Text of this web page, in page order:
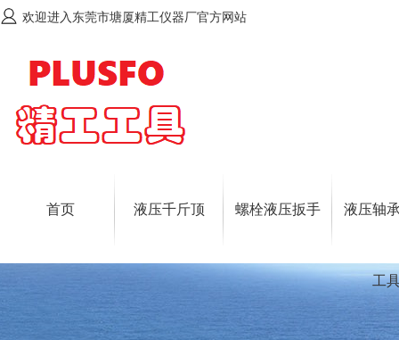
欢迎进入东莞市塘厦精工仪器厂官方网站
首页 液压千斤顶 螺栓液压扳手 液压轴
工